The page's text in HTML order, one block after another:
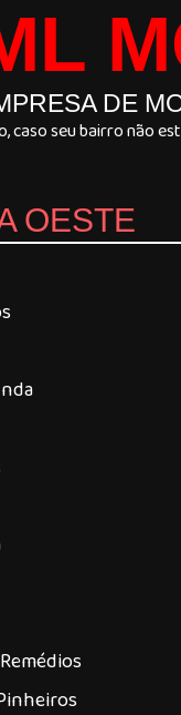
DE
caso seu bairro não
OESTE